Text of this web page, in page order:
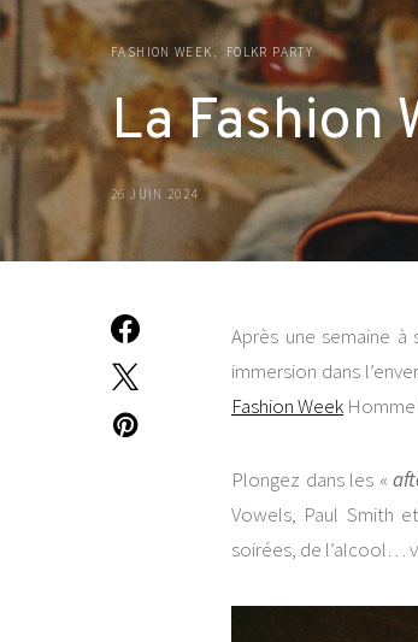
FASHION WEEK FOLKR PARTY
La Fashion
26 JUIN 2024
Après une semaine
immersion dans
Fashion Week
Plongez dans les «
Vowels, Paul Smith
soirées, de l’alcool…